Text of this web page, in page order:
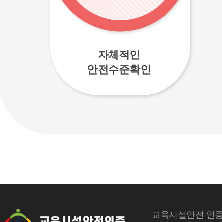
자체적인
안전수준확인
교육시설안전 인